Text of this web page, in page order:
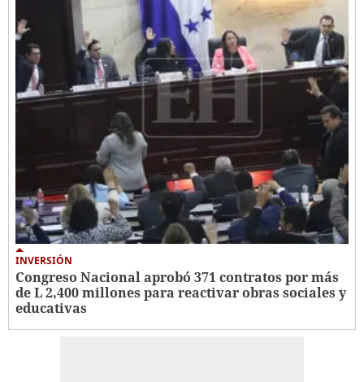
INVERSIÓN
Congreso Nacional aprobó 371 contratos por más
de L 2,400 millones para reactivar obras sociales y
educativas